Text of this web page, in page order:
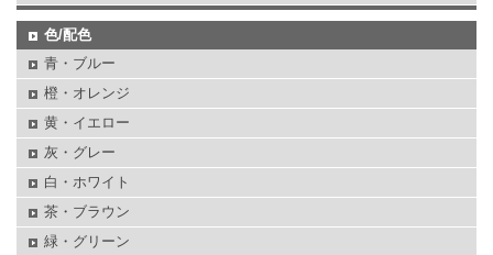
色/配色
青・ブルー
橙・オレンジ
黄・イエロー
灰・グレー
白・ホワイト
茶・ブラウン
緑・グリーン